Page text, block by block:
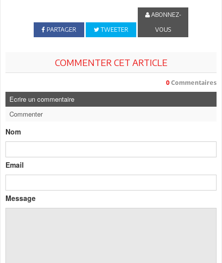
PARTAGER TWEETER
ABONNEZ-
VOUS
COMMENTER CET ARTICLE
0 Commentaires
Ecrire un commentaire
Commenter
Nom
Email
Message